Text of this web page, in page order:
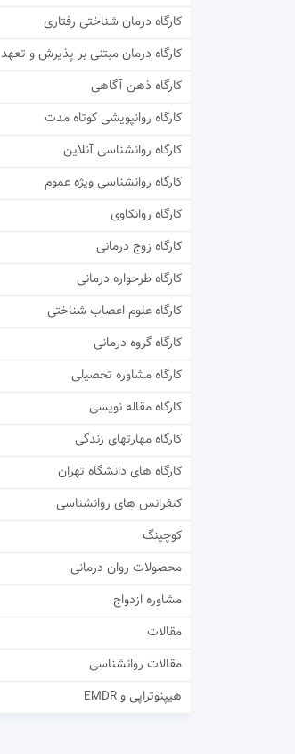
کارگاه درمان شناختی رفتاری
کارگاه درمان مبتنی بر پذیرش و تعهد
کارگاه ذهن آگاهی
کارگاه روانپویشی کوتاه مدت
کارگاه روانشناسی آنلاین
کارگاه روانشناسی ویژه عموم
کارگاه روانکاوی
کارگاه زوج درمانی
کارگاه طرحواره درمانی
کارگاه علوم اعصاب شناختی
کارگاه گروه درمانی
کارگاه مشاوره تحصیلی
کارگاه مقاله نویسی
کارگاه مهارتهای زندگی
کارگاه های دانشگاه تهران
کنفرانس های روانشناسی
کوچینگ
محصولات روان درمانی
مشاوره ازدواج
مقالات
مقالات روانشناسی
هیپنوتراپی و EMDR